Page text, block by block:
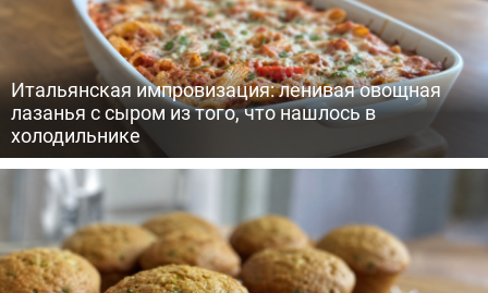
Итальянская импровизация: ленивая овощная
лазанья с сыром из того, что нашлось в
холодильнике